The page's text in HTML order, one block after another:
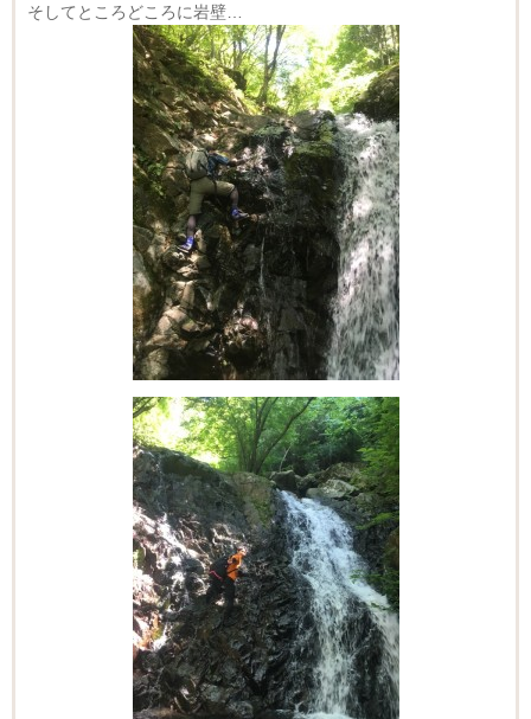
そしてところどころに岩壁…